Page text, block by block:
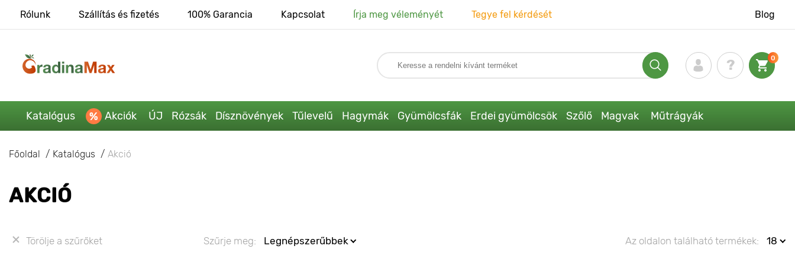
Rólunk Szállítás és fizetés 100% Garancia Kapcsolat Írja meg véleményét Tegye fel kérdését Blog
0
Katalógus Akciók ÚJ Rózsák Dísznövények Tűlevelű Hagymák Gyümölcsfák Erdei gyümölcsök Szőlő Magvak Műtrágyák
Főoldal Katalógus Akció
AKCIÓ
Törölje a szűrőket Szűrje meg: Legnépszerűbbek Az oldalon található termékek: 18